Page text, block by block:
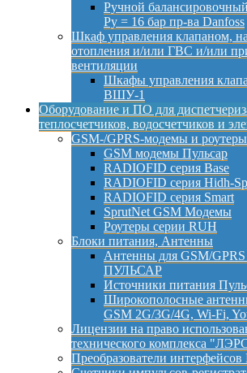
Ручной
Py = 16 бар пр-ва Danfoss
Шкаф управления клапаном,
отопления и/или ГВС и/или
вентиляции
Шкафы управления
ВШУ-1
Оборудование и ПО для
теплосчетчиков, водосчетчиков и
GSM-/GPRS-модемы и роутеры
GSM модемы Пульсар
RADIOFID серия Base
RADIOFID серия Hidh-
RADIOFID серия Smart
SprutNet GSM Модемы
Роутеры серии RUH
Блоки питания, Антенны
Антенны для GSM/
ПУЛЬСАР
Источники питания
Широкополосные
GSM 2G/3G/4G, Wi-Fi,
Лицензии на право
технического комплекса
Преобразователи интерфейсов